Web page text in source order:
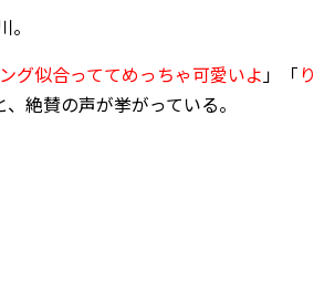
グ似合っててめっちゃ可愛いよ 」「り
、絶賛の声が挙がっている。